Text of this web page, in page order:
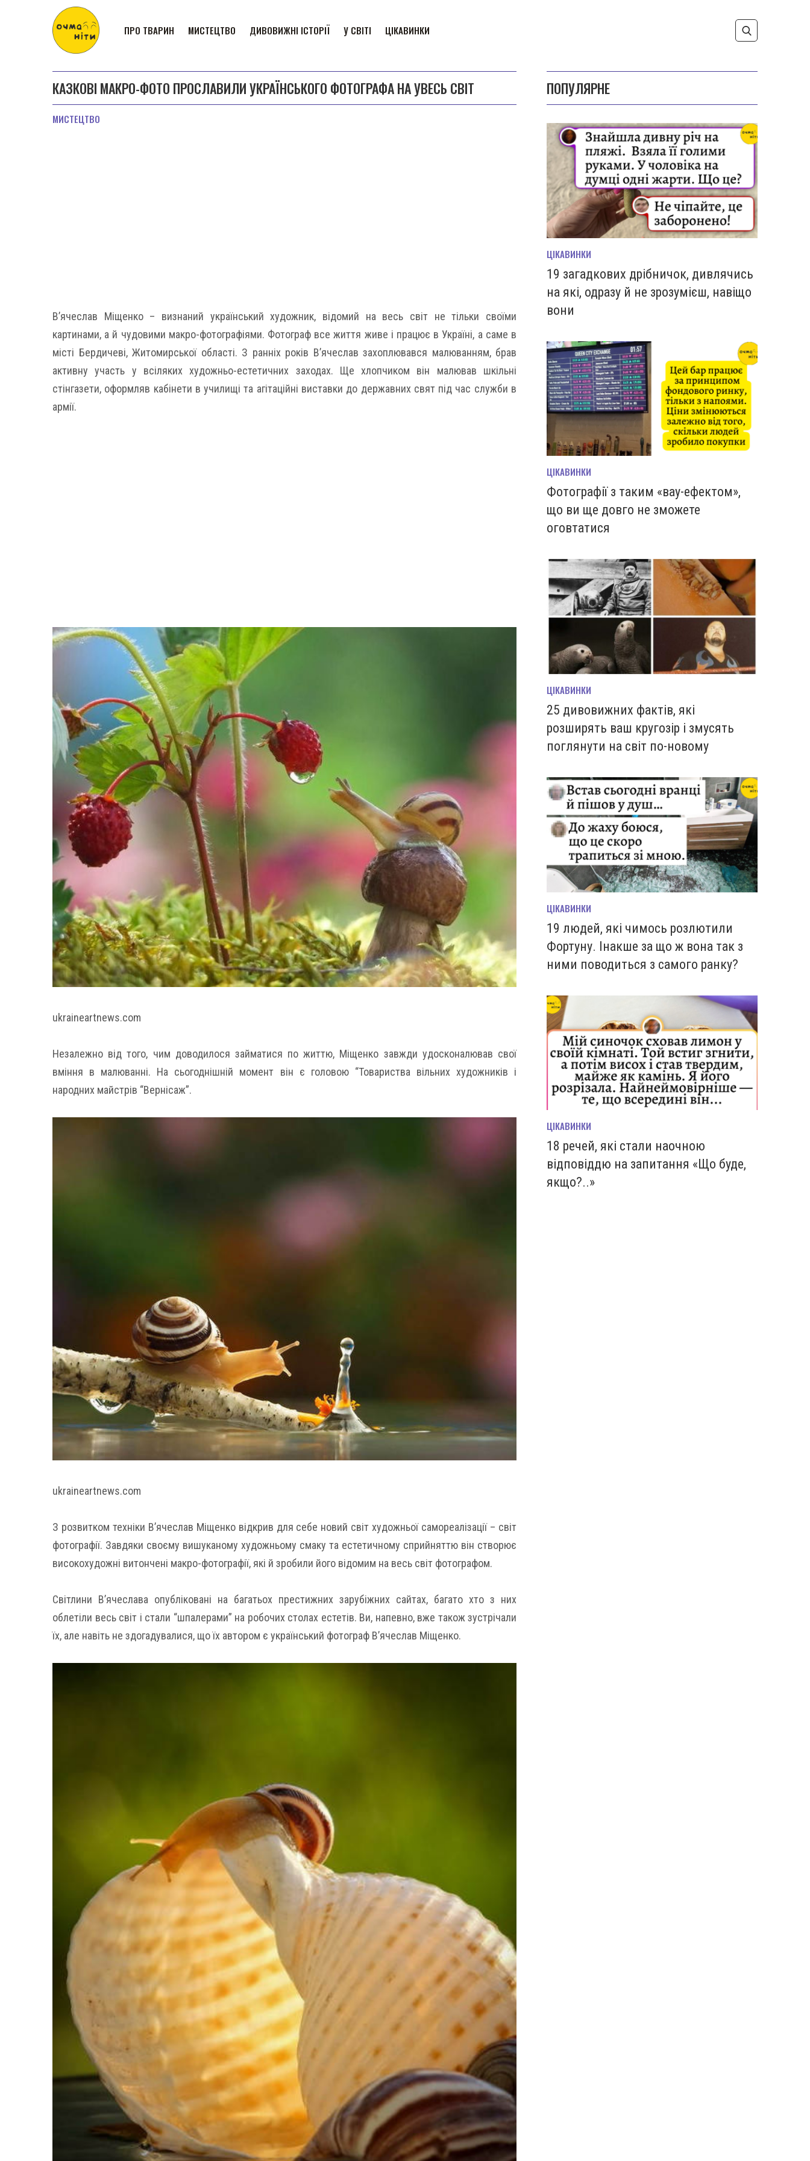
ПРО ТВАРИН МИСТЕЦТВО ДИВОВИЖНІ ІСТОРІЇ У СВІТІ ЦІКАВИНКИ
КАЗКОВІ МАКРО-ФОТО ПРОСЛАВИЛИ УКРАЇНСЬКОГО ФОТОГРАФА НА УВЕСЬ СВІТ
МИСТЕЦТВО
В’ячеслав Міщенко – визнаний український художник, відомий на весь світ не тільки своїми
картинами, а й чудовими макро-фотографіями. Фотограф все життя живе і працює в Україні, а саме в
місті Бердичеві, Житомирської області. З ранніх років В’ячеслав захоплювався малюванням, брав
активну участь у всіляких художньо-естетичних заходах. Ще хлопчиком він малював шкільні
стінгазети, оформляв кабінети в училищі та агітаційні виставки до державних свят під час служби в
армії.
ukraineartnews.com
Незалежно від того, чим доводилося займатися по життю, Міщенко завжди удосконалював свої
вміння в малюванні. На сьогоднішній момент він є головою “Товариства вільних художників і
народних майстрів “Вернісаж”.
ukraineartnews.com
З розвитком техніки В’ячеслав Міщенко відкрив для себе новий світ художньої самореалізації – світ
фотографії. Завдяки своєму вишуканому художньому смаку та естетичному сприйняттю він створює
високохудожні витончені макро-фотографії, які й зробили його відомим на весь світ фотографом.
Світлини В’ячеслава опубліковані на багатьох престижних зарубіжних сайтах, багато хто з них
облетіли весь світ і стали “шпалерами” на робочих столах естетів. Ви, напевно, вже також зустрічали
їх, але навіть не здогадувалися, що їх автором є український фотограф В’ячеслав Міщенко.
ПОПУЛЯРНЕ
ЦІКАВИНКИ
19 загадкових дрібничок, дивлячись
на які, одразу й не зрозумієш, навіщо
вони
ЦІКАВИНКИ
Фотографії з таким «вау-ефектом»,
що ви ще довго не зможете
оговтатися
ЦІКАВИНКИ
25 дивовижних фактів, які
розширять ваш кругозір і змусять
поглянути на світ по-новому
ЦІКАВИНКИ
19 людей, які чимось розлютили
Фортуну. Інакше за що ж вона так з
ними поводиться з самого ранку?
ЦІКАВИНКИ
18 речей, які стали наочною
відповіддю на запитання «Що буде,
якщо?..»